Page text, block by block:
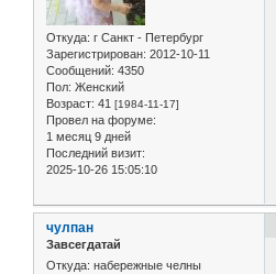
Откуда: г Санкт - Петербург
Зарегистрирован: 2012-10-11
Сообщений: 4350
Пол: Женский
Возраст: 41 [1984-11-17]
Провел на форуме:
1 месяц 9 дней
Последний визит:
2025-10-26 15:05:10
чулпан
Завсегдатай
Откуда: набережные челны